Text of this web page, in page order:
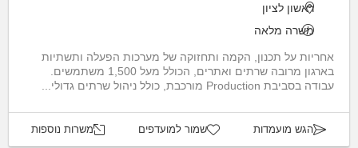
ראשון לציון
משרה מלאה
אחריות על תכנון, הקמה ותחזוקה של מערכות הפעלה ותשתיות
בארגון מרובה שרתים ואתרים, הכולל מעל 1,500 משתמשים.
עבודה בסביבת Production מורכבת, כולל ניהול שרתים גדולי...
הגש מועמדות שמור למועדפים משרות נוספות